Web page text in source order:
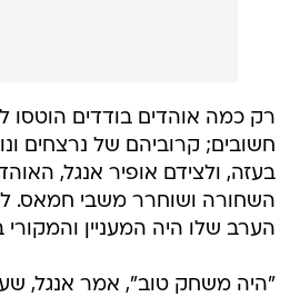
רק כמה אוהדים בודדים הוטסו
חשובים; קרוביהם של נרצחים
בעזה, ולצידם אופיר אנגל,
השחורה ושוחרר משבי חמאס.
הערב שלו היה המעניין והמקורי
"היה משחק טוב", אמר אנגל,